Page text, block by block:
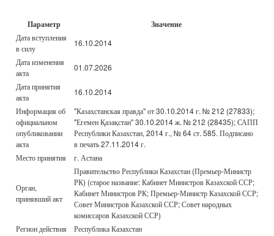
Параметр Значение
Дата вступления
в силу
16.10.2014
Дата изменения
акта
01.07.2026
Дата принятия
акта
16.10.2014
Информация об
официальном
опубликовании
акта
"Казахстанская правда" от 30.10.2014 г. № 212 (27833);
"Егемен Қазақстан" 30.10.2014 ж. № 212 (28435); САПП
Республики Казахстан, 2014 г., № 64 ст. 585. Подписано
в печать 27.11.2014 г.
Место принятия
г. Астана
Орган,
принявший акт
Правительство Республики Казахстан (Премьер-Министр
РК) (старое название: Кабинет Министров Казахской ССР;
Кабинет Министров РК; Премьер-Министр Казахской ССР;
Совет Министров Казахской ССР; Совет народных
комиссаров Казахской ССР)
Регион действия
Республика Казахстан